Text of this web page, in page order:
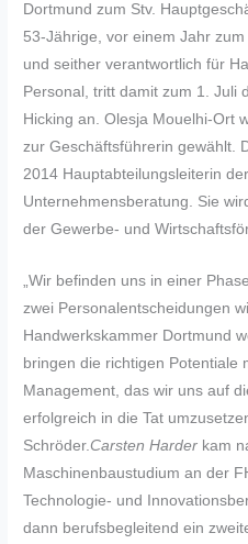
Dortmund zum Stv.
53-Jährige, vor einem Jahr
und seither verantwortlich für
Personal, tritt damit zum 1. Juli
Hicking an. Olesja Mouelhi-Ort
zur Geschäftsführerin gewählt.
2014 Hauptabteilungsleiterin
Unternehmensberatung. Sie
der Gewerbe- und
„Wir befinden uns in einer
zwei Personalentscheidungen
Handwerkskammer Dortmund
bringen die richtigen Potentiale
Management, das wir uns auf
erfolgreich in die Tat
Schröder. Carsten Harder kam
Maschinenbaustudium an der
Technologie- und
dann berufsbegleitend ein